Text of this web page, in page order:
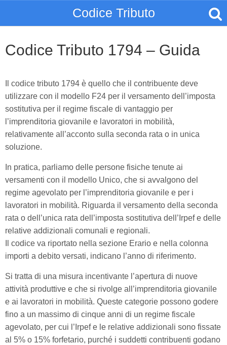
Codice Tributo
Codice Tributo 1794 – Guida
Il codice tributo 1794 è quello che il contribuente deve
utilizzare con il modello F24 per il versamento dell’imposta
sostitutiva per il regime fiscale di vantaggio per
l’imprenditoria giovanile e lavoratori in mobilità,
relativamente all’acconto sulla seconda rata o in unica
soluzione.
In pratica, parliamo delle persone fisiche tenute ai
versamenti con il modello Unico, che si avvalgono del
regime agevolato per l’imprenditoria giovanile e per i
lavoratori in mobilità. Riguarda il versamento della seconda
rata o dell’unica rata dell’imposta sostitutiva dell’Irpef e delle
relative addizionali comunali e regionali.
Il codice va riportato nella sezione Erario e nella colonna
importi a debito versati, indicano l’anno di riferimento.
Si tratta di una misura incentivante l’apertura di nuove
attività produttive e che si rivolge all’imprenditoria giovanile
e ai lavoratori in mobilità. Queste categorie possono godere
fino a un massimo di cinque anni di un regime fiscale
agevolato, per cui l’Irpef e le relative addizionali sono fissate
al 5% o 15% forfetario, purché i suddetti contribuenti godano